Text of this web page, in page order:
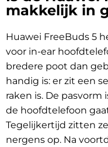
makkelijk in
Huawei FreeBuds 5
voor in-ear
bredere poot dan
handig is: er zit een
raken is. De
de hoofdtelefoon
Tegelijkertijd zitten
nergens op. Na